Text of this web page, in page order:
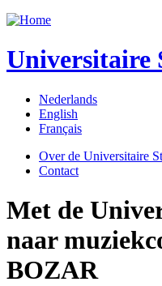
Jump to navigation
Universitaire
Nederlands
English
Français
Over de Universitaire
Contact
Met de
naar
BOZAR